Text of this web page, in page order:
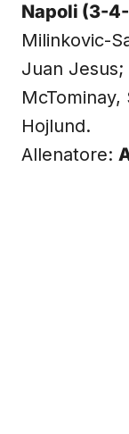
Napoli (3-
Milinkovic-
Juan Jesus;
McTominay,
Hojlund.
Allenatore: